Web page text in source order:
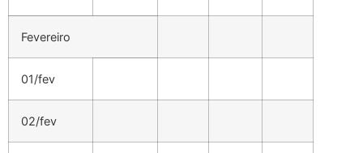
Fevereiro
01/fev
02/fev